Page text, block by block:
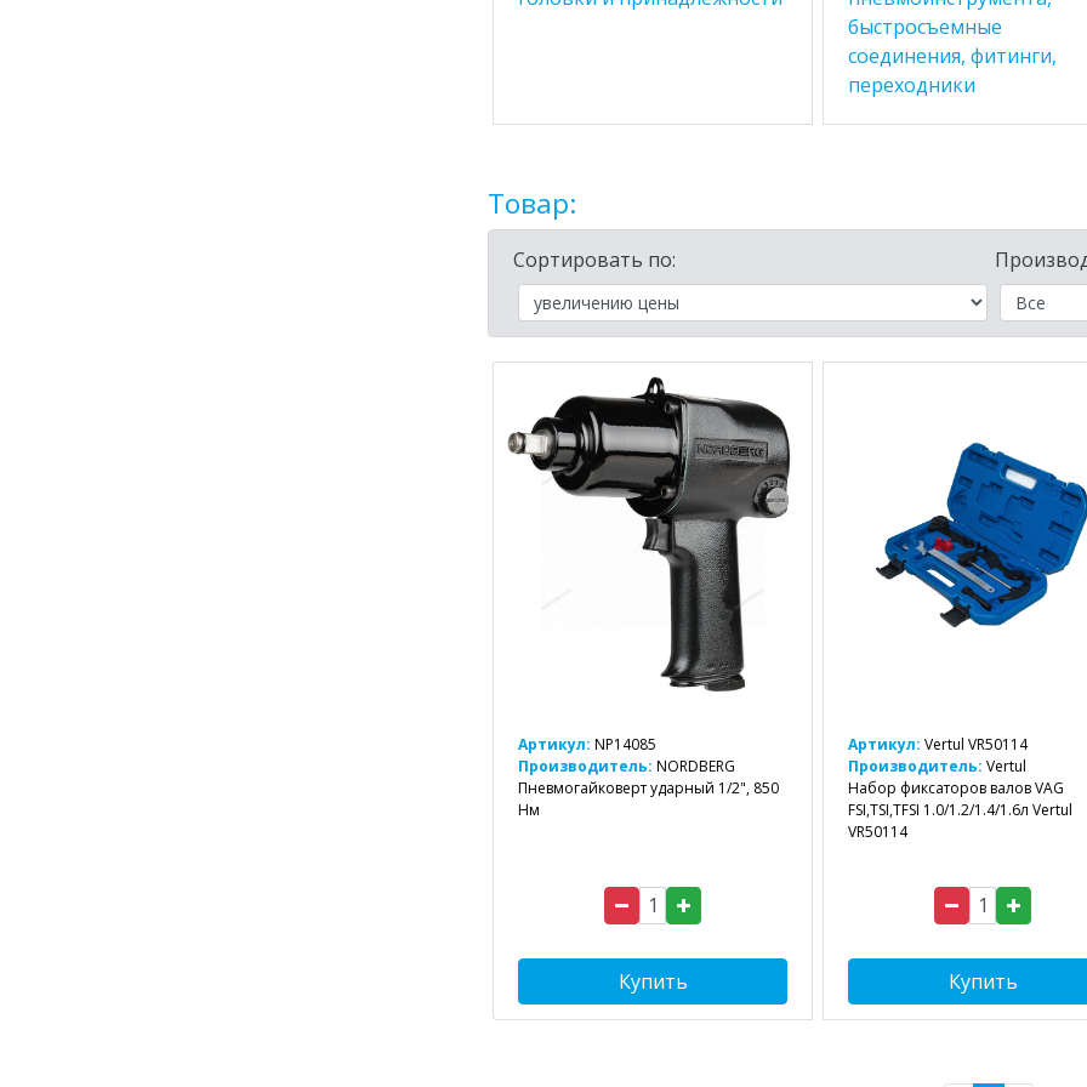
быстросъемные
соединения, фитинги,
переходники
Товар:
Сортировать по:
Артикул: NP14085
Производитель: NORDBERG
Пневмогайковерт ударный 1/2", 850
Нм
Купить
Артикул: Vertul VR50114
Производитель: Vertul
Набор фиксаторов валов VAG
FSI,TSI,TFSI 1.0/1.2/1.4/1.6л Vertul
VR50114
Купить